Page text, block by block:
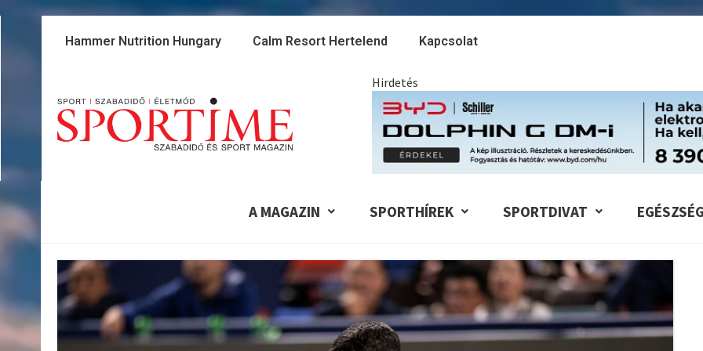
Hammer Nutrition Hungary Calm Resort Hertelend Kapcsolat
Hirdetés
A MAGAZIN SPORTHÍREK SPORTDIVAT EGÉSZSÉG